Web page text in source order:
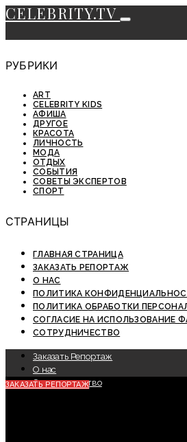
CELEBRITY.TV
РУБРИКИ
ART
CELEBRITY KIDS
АФИША
ДРУГОЕ
КРАСОТА
ЛИЧНОСТЬ
МОДА
ОТДЫХ
СОБЫТИЯ
СОВЕТЫ ЭКСПЕРТОВ
СПОРТ
СТРАНИЦЫ
ГЛАВНАЯ СТРАНИЦА
ЗАКАЗАТЬ РЕПОРТАЖ
О НАС
ПОЛИТИКА
ПОЛИТИКА ОБРАБОТКИ
СОГЛАСИЕ НА ИСПОЛЬЗОВАНИЕ
СОТРУДНИЧЕСТВО
Заказать Репортаж
О нас
Сотрудничество
ЗАКАЗАТЬ РЕПОРТАЖ